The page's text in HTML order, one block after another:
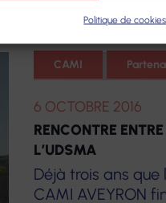
Politique de cookies
CAMI
6 OCTOBRE 2016
RENCONTRE
L’UDSMA
Déjà trois ans que
CAMI AVEYRON